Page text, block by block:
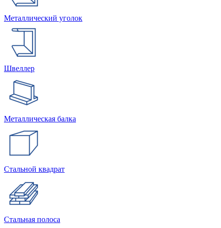
Металлический уголок
Швеллер
Металлическая балка
Стальной квадрат
Стальная полоса